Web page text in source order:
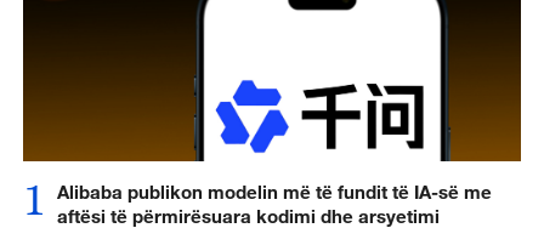
1
Alibaba publikon modelin më të fundit të IA-së me
aftësi të përmirësuara kodimi dhe arsyetimi